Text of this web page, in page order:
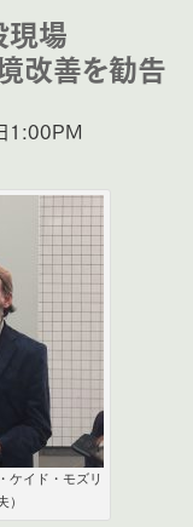
現場
改善を勧告
1:00PM
ケイド・モズリ